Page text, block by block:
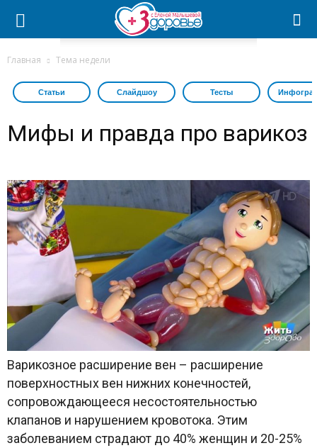
Главная Тема недели
Статьи Слайдшоу Тесты
Мифы и правда про варикоз
Варикозное расширение вен – расширение
поверхностных вен нижних конечностей,
сопровождающееся несостоятельностью
клапанов и нарушением кровотока. Этим
заболеванием страдают до 40% женщин и 20-25%